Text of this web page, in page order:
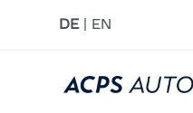
DE EN